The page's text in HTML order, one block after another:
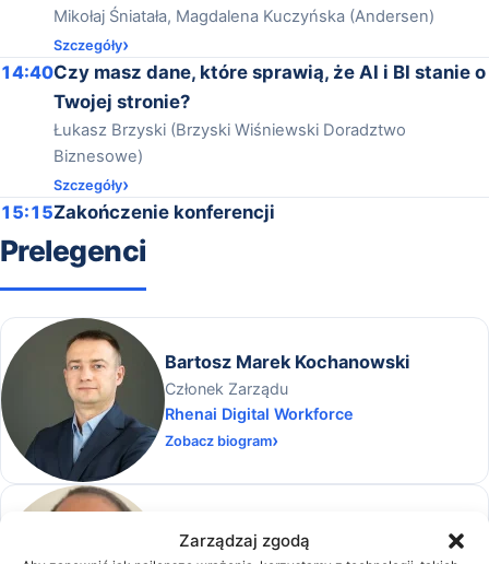
Zarządzaj zgodą
Mikołaj Śniatała, Magdalena Kuczyńska (Andersen)
Szczegóły
14:40Czy masz dane, które sprawią, że AI i BI stanie o
Twojej stronie?
Łukasz Brzyski (Brzyski Wiśniewski Doradztwo
Biznesowe)
Szczegóły
15:15Zakończenie konferencji
Prelegenci
Bartosz Marek Kochanowski
Członek Zarządu
Rhenai Digital Workforce
Zobacz biogram
Edwin Moulouangou
Automation and Process Mining Consultant,